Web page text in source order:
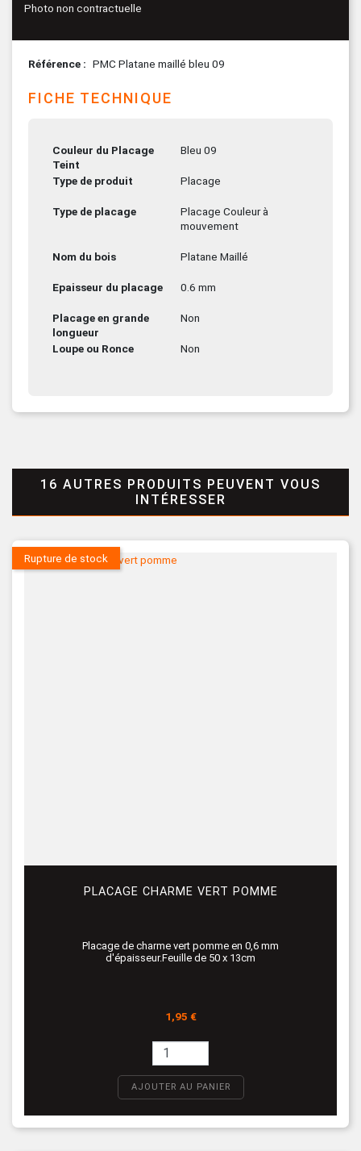
Photo non contractuelle
Référence PMC Platane maillé bleu 09
FICHE TECHNIQUE
Couleur du Placage
Teint
Bleu 09
Type de produit Placage
Type de placage
Placage Couleur à
mouvement
Nom du bois Platane Maillé
Epaisseur du placage 0.6 mm
Placage en grande
longueur
Non
Loupe ou Ronce Non
16 AUTRES PRODUITS PEUVENT VOUS
INTÉRESSER
PLACAGE CHARME VERT POMME
Placage de charme vert pomme en 0,6 mm
d'épaisseur.Feuille de 50 x 13cm
Prix
1,95 €
AJOUTER AU PANIER
Rupture de stock